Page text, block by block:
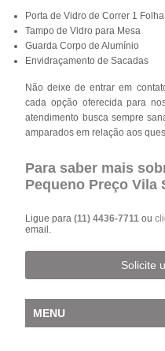
Porta de Vidro de Correr 1 Folha
Tampo de Vidro para Mesa
Guarda Corpo de Alumínio
Envidraçamento de Sacadas
Não deixe de entrar em
cada opção oferecida para
atendimento busca sempre
amparados em relação aos
Para saber mais
Pequeno Preço Vila
Ligue para(11) 4436-7711ou
email.
Solicite
MENU